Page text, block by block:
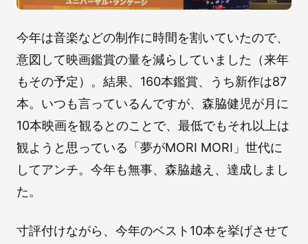
今年は音楽などの制作に時間を割いていたので、
意図して映画鑑賞の量を減らしていました（来年
もその予定）。結果、160本鑑賞、うち新作は87
本。いつも言っているんですが、森脇健児が月に
10本映画を観るとのことで、最低でもそれ以上は
観ようと思っている「夢がMORI MORI」世代に
してアンチ。今年も無事、森脇越え、達成しまし
た。
寸評付けながら、今年のベスト10本を挙げさせて